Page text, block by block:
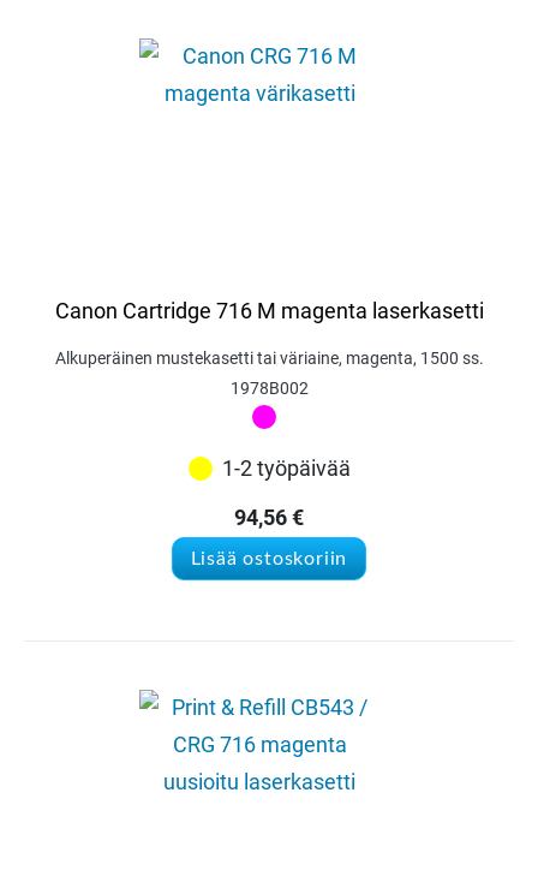
Canon Cartridge 716 M magenta laserkasetti
Alkuperäinen mustekasetti tai väriaine, magenta, 1500 ss.
1978B002
1-2 työpäivää
94,56€
Lisää ostoskoriin